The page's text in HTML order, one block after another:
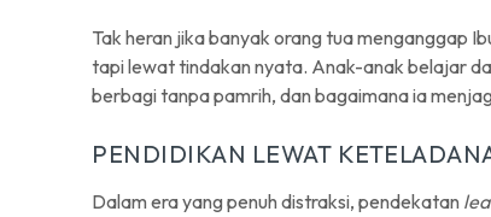
Tak heran jika banyak orang tua menganggap
tapi lewat tindakan nyata. Anak-anak belajar
berbagi tanpa pamrih, dan bagaimana ia
PENDIDIKAN LEWAT
Dalam era yang penuh distraksi, pendekatan